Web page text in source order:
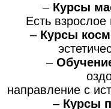
– Курсы
Есть
– Курсы
–
направление с
– Курсы